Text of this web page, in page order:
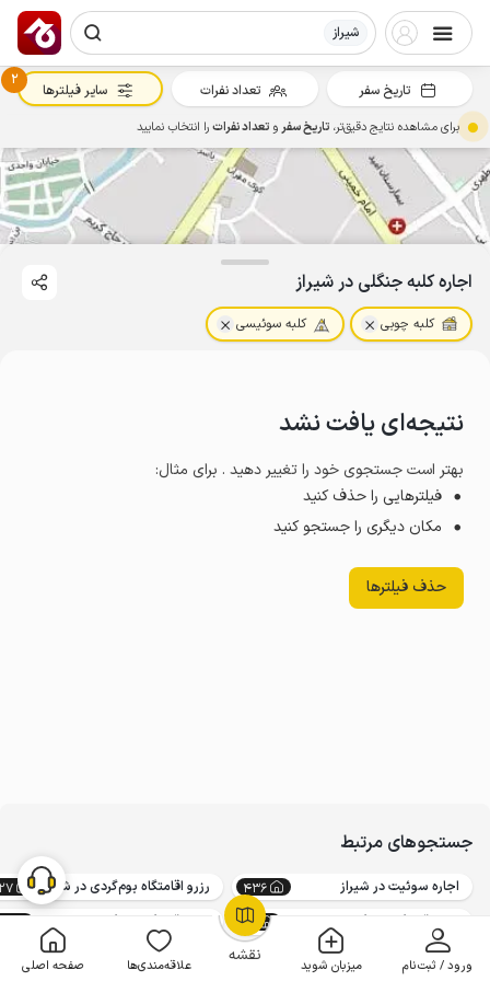
شیراز
نقشه ورود / ثبت‌نام میزبان شوید علاقه‌مندی‌ها صفحه اصلی
OpenStreetMap
اجاره کلبه جنگلی در شیراز
کلبه چوبی کلبه سوئیسی
نتیجه‌ای یافت نشد
بهتر است جستجوی خود را تغییر دهید . برای مثال:
فیلترهایی را حذف کنید
مکان دیگری را جستجو کنید
حذف فیلترها
جستجوهای مرتبط
اجاره سوئیت در شیراز 436 رزرو اقامتگاه بوم‌گردی در شیراز
39
تاریخ سفر تعداد نفرات
2
سایر فیلترها
برای مشاهده نتایج دقیق‌تر، تاریخ سفرو تعداد نفراترا انتخاب نمایید